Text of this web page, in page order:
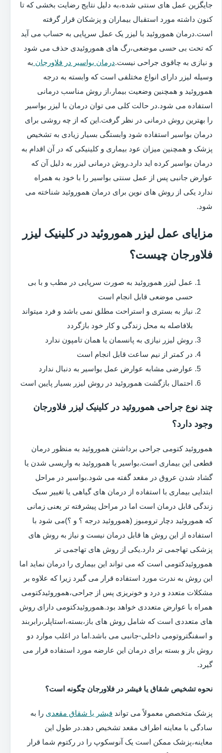
جایگزین عمل های سنتی شده،به دلیل نتایج رضایت بخشی که تا
کنون داشته مورد استقبال بیماران و پزشکان قرار گرفته
است.درمان هموروئید با لیزر یک عمل سرپایی به حساب می آید
که تحت بی حسی موضعی،رگ های هموروئیدی حذف می شود
و نیازی به چاقوی جراحی نیست.درمان بواسیر در فلاورجان به
وسیله لیزر دارای انواع مختلفی است که وابسته به درجه
هموروئید و همچنین وضعیت بیمار،از روش مناسب درمانی
استفاده می شود.در حالت کلی می توان درمان با لیزر بواسیر
را بهترین روش درمانی در نظر گرفت.این که از چه روشی برای
درمان بواسیر استفاده شود وابستگی بسیار زیادی به تشخیص
پزشک و همچنین میزان عود بیماری و کلینیکی که در آن اقدام به
درمان بواسیر کرده اید دارد.روش درمانی لیزر به دلیل آن که
عوارض جانبی پس از عمل سنتی بواسیر را با خود به همراه
ندارد یکی از روش های نوین برای درمان هموروئید شناخته می
شود.
مزایای عمل لیزر هموروئید در کلینیک لیزر
فلاورجان چیست؟
عمل لیزر هموروئید به صورت سرپایی در مطب و با بی
حسی موضعی قابل انجام است
نیاز به بستری و استراحت مطلق نمی باشد و فرد میتواند
بلافاصله به محل زندگی و کار خود بازگردد
روش لیزر نیازی به پانسمان یا همان تامپون ندارد
در کمتر از نیم ساعت قابل انجام است
عوارضی مشابه عوارض عمل بواسیر به دنبال ندارد
احتمال بازگشت هموروئید در روش لیزر بسیار پایین است
چند نوع جراحی هموروئید در کلینیک لیزر فلاورجان
وجود دارد؟
هموروئید کتومی جراحی برداشتن هموروئید به منظور درمان
قطعی این بیماری است.بواسیر یا هموروئید به واریسی شدن یا
گشاد شدن عروق در مقعد گفته می شود.بواسیر در مراحل
ابتدایی بیماری با استفاده از درمان های گیاهی یا تغییر سبک
زندگی قابل درمان است اما در مراحل پیشرفته تر یعنی زمانی
که هموروئید دچار ترومبوز (هموروئید درجه ؟ و ؟)می شود با
استفاده از این روش ها قابل درمان نیست و نیاز به روش های
پزشکی تهاجمی تر دارد.یکی از روش های تهاجمی تر
هموروئیدکتومی است که می تواند این بیماری را درمان نماید اما
این روش به ندرت مورد استفاده قرار می گیرد زیرا که علاوه بر
مشکلات متعدد و درد و خونریزی پس از جراحی،هموروئیدکتومی
همراه با عوارض متعددی خواهد بود.هموروئیدکتومی دارای روش
های متعددی است که شامل روش های باز،بسته،استاپلر،رابربند
و اسفنگتروتومی داخلی-جانبی می باشد.اما در اغلب موارد دو
روش باز و بسته برای درمان این عارضه مورد استفاده قرار می
گیرد.
نحوه تشخیص شقاق یا فیشر در فلاورجان چگونه است؟
پزشک متخصص معمولاً می تواند فیشر یا شقاق مقعدی را به
سادگی با معاینه اطراف مقعد تشخیص دهد.در طول این
معاینه،پزشک ممکن است یک آنوسکوپ را در رکتوم شما قرار